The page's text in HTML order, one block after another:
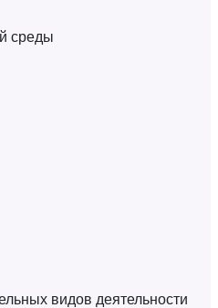
среды
видов деятельности